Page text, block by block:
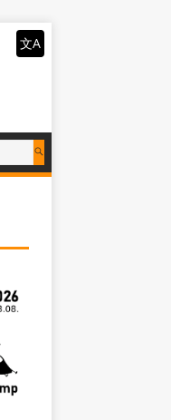
文A